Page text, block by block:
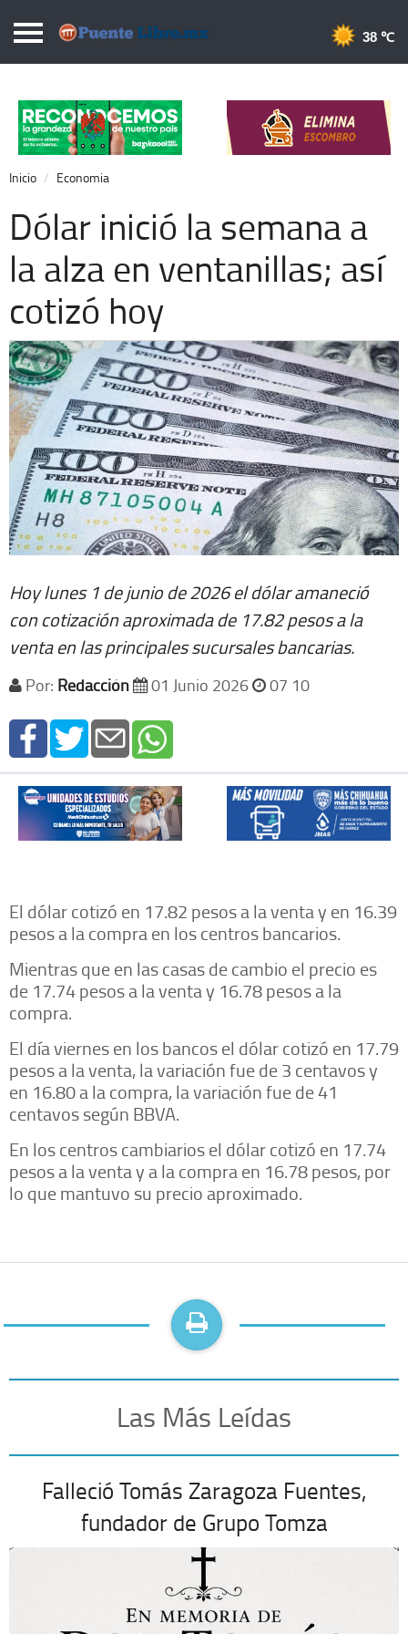
Puentelibre.mx
Local
Nacional
Opinión
Cronos
Economía
Espectáculos
Extra +
38 ℃
Inicio Economia
Dólar inició la semana a
la alza en ventanillas; así
cotizó hoy
Hoy lunes 1 de junio de 2026 el dólar amaneció
con cotización aproximada de 17.82 pesos a la
venta en las principales sucursales bancarias.
Por: Redacción 01 Junio 2026 07 10
El dólar cotizó en 17.82 pesos a la venta y en 16.39
pesos a la compra en los centros bancarios.
Mientras que en las casas de cambio el precio es
de 17.74 pesos a la venta y 16.78 pesos a la
compra.
El día viernes en los bancos el dólar cotizó en 17.79
pesos a la venta, la variación fue de 3 centavos y
en 16.80 a la compra, la variación fue de 41
centavos según BBVA.
En los centros cambiarios el dólar cotizó en 17.74
pesos a la venta y a la compra en 16.78 pesos, por
lo que mantuvo su precio aproximado.
Las Más Leídas
Falleció Tomás Zaragoza Fuentes,
fundador de Grupo Tomza